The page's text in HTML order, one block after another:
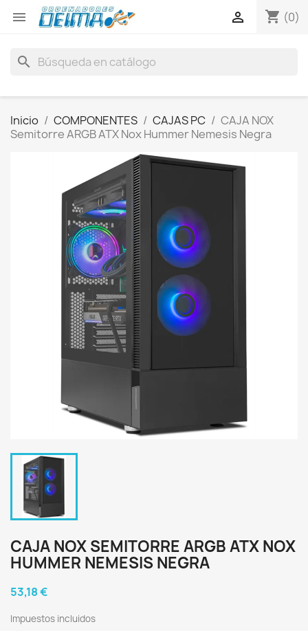
 shopping_cart (0)

search
Inicio COMPONENTES CAJAS PC
CAJA NOX
Semitorre ARGB ATX Nox Hummer Nemesis Negra
CAJA NOX SEMITORRE ARGB ATX NOX
HUMMER NEMESIS NEGRA
53,18 €
Impuestos incluidos